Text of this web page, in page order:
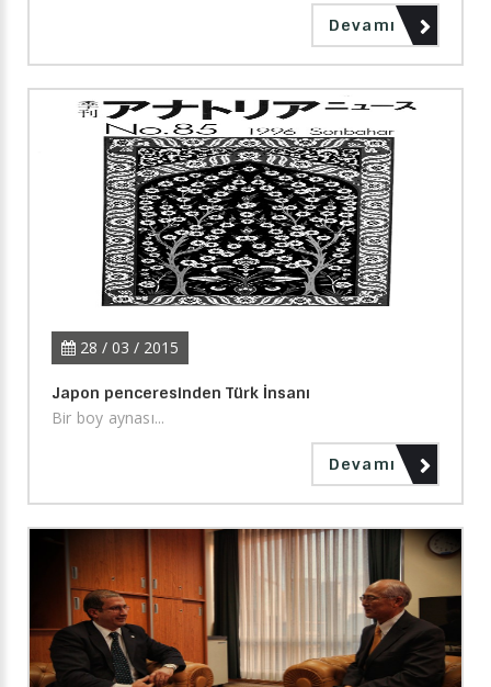
Devamı
28 / 03 / 2015
Japon penceresinden Türk İnsanı
Bir boy aynası...
Devamı